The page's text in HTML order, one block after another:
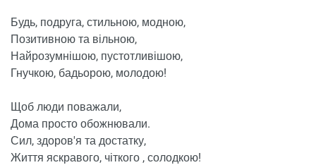
Будь, подруга, стильною, модною,
Позитивною та вільною,
Найрозумнішою, пустотливішою,
Гнучкою, бадьорою, молодою!
Щоб люди поважали,
Дома просто обожнювали.
Сил, здоров'я та достатку,
Життя яскравого, чіткого , солодкою!